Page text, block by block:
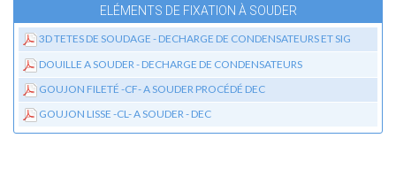
ELÉMENTS DE FIXATION À SOUDER
3D TETES DE SOUDAGE - DECHARGE DE CONDENSATEURS ET SIG
DOUILLE A SOUDER - DECHARGE DE CONDENSATEURS
GOUJON FILETÉ -CF- A SOUDER PROCÉDÉ DEC
GOUJON LISSE -CL- A SOUDER - DEC